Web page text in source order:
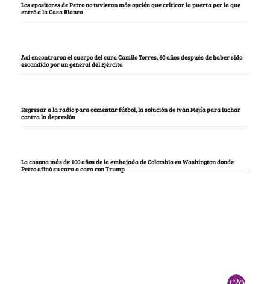
Los opositores de Petro no tuvieron más opción que criticar la puerta por la que
entró a la Casa Blanca
Así encontraron el cuerpo del cura Camilo Torres, 60 años después de haber sido
escondido por un general del Ejército
Regresar a la radio para comentar fútbol, la solución de Iván Mejía para luchar
contra la depresión
La casona más de 100 años de la embajada de Colombia en Washington donde
Petro afinó su cara a cara con Trump